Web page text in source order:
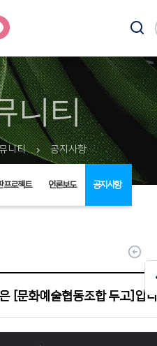
니티
니티 chevron_right 공지사항
프로젝트 언론보도 공지사항
arrow_circle_up
[문화예술협동조합 두고]입